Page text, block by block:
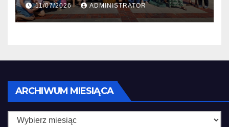
11/07/2026 ADMINISTRATOR
ARCHIWUM MIESIĄCA
Archiwum
miesiąca